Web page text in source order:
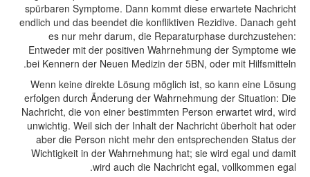
spürbaren Symptome. Dann kommt diese erwartete Nachricht
endlich und das beendet die konfliktiven Rezidive. Danach geht
es nur mehr darum, die Reparaturphase durchzustehen:
Entweder mit der positiven Wahrnehmung der Symptome wie
bei Kennern der Neuen Medizin der 5BN, oder mit Hilfsmitteln.
Wenn keine direkte Lösung möglich ist, so kann eine Lösung
erfolgen durch Änderung der Wahrnehmung der Situation: Die
Nachricht, die von einer bestimmten Person erwartet wird, wird
unwichtig. Weil sich der Inhalt der Nachricht überholt hat oder
aber die Person nicht mehr den entsprechenden Status der
Wichtigkeit in der Wahrnehmung hat; sie wird egal und damit
wird auch die Nachricht egal, vollkommen egal.